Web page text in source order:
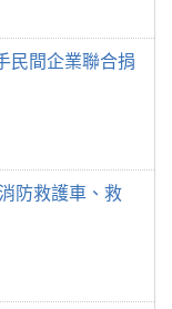
民間企業聯合捐
防救護車、救